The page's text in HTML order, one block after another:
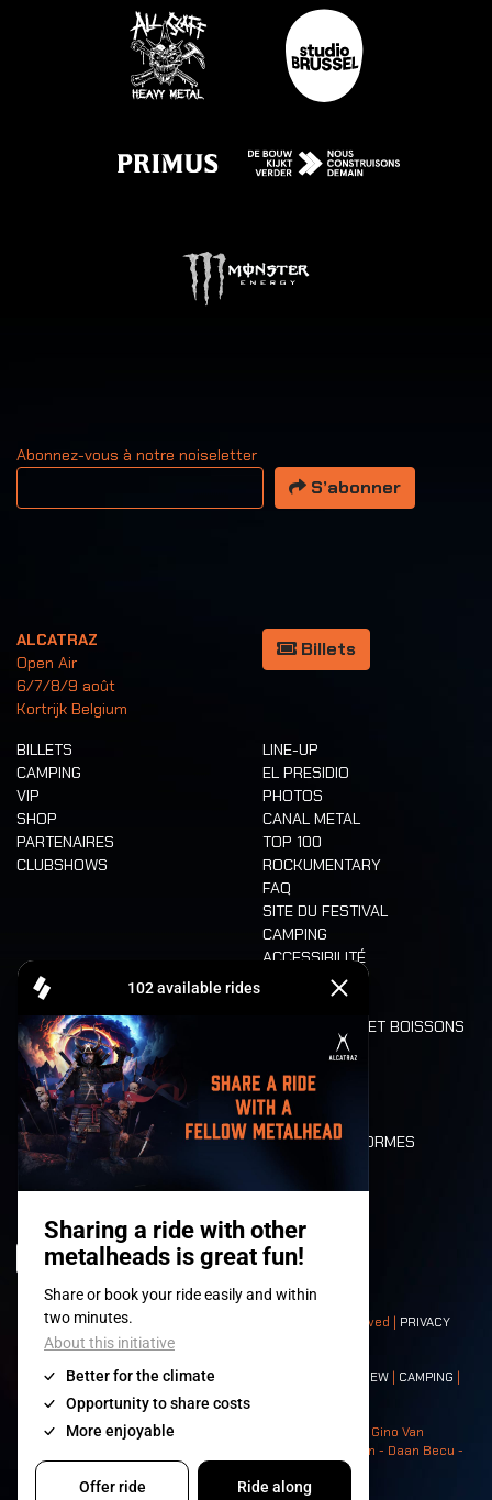
Abonnez-vous à notre noiseletter
Votre adresse email
S’abonner
ALCATRAZ
Open Air
6/7/8/9 août
Kortrijk Belgium
Billets
BILLETS
CAMPING
VIP
SHOP
PARTENAIRES
CLUBSHOWS
LINE-UP
EL PRESIDIO
PHOTOS
CANAL METAL
TOP 100
ROCKUMENTARY
FAQ
SITE DU FESTIVAL
CAMPING
ACCESSIBILITÉ
CASHLESS
ALIMENTATION ET BOISSONS
LONE WOLVES
PLAN
DEATH RIDE
VALEURS ET NORMES
HISTOIRE
© 2008-2026- Apache Productions VZW – All rights reserved | PRIVACY
POLICY|CONDITIONS GÉNÉRALES
Contact:GENERAL| PARTNERSHIPS CREW | CAMPING |
NEIGHBOURS
Photos: Ann Kermans - Hans Van Hoof - Eliaz Bruggeman - Gino Van
Lancker - Tim Tronckoe - Elsie Roymans - Stijn Verbruggen - Daan Becu -
Claus Christa - Devid Camerlynck